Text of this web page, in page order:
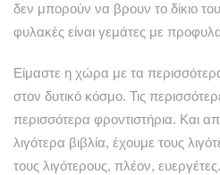
δεν μπορούν να βρουν το δίκιο
φυλακές είναι γεμάτες με
Είμαστε η χώρα με τα
στον δυτικό κόσμο. Τις
περισσότερα φροντιστήρια. Και
λιγότερα βιβλία, έχουμε τους
τους λιγότερους, πλέον,